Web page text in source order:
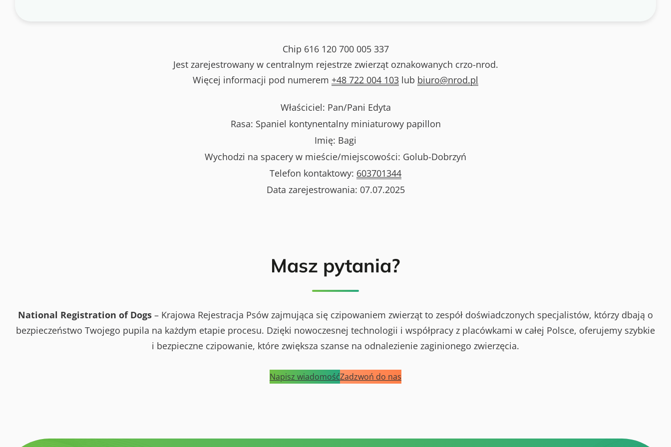
Chip 616 120 700 005 337
Jest zarejestrowany w centralnym rejestrze zwierząt oznakowanych crzo-nrod.
Więcej informacji pod numerem +48 722 004 103 lub biuro@nrod.pl
Właściciel: Pan/Pani Edyta
Rasa: Spaniel kontynentalny miniaturowy papillon
Imię: Bagi
Wychodzi na spacery w mieście/miejscowości: Golub-Dobrzyń
Telefon kontaktowy: 603701344
Data zarejestrowania: 07.07.2025
Masz pytania?
National Registration of Dogs – Krajowa Rejestracja Psów zajmująca się czipowaniem zwierząt to zespół doświadczonych specjalistów, którzy dbają o
bezpieczeństwo Twojego pupila na każdym etapie procesu. Dzięki nowoczesnej technologii i współpracy z placówkami w całej Polsce, oferujemy szybkie
i bezpieczne czipowanie, które zwiększa szanse na odnalezienie zaginionego zwierzęcia.
Napisz wiadomośćZadzwoń do nas